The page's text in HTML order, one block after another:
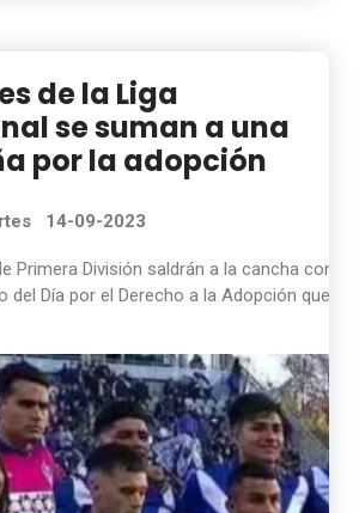
de la Liga
se suman a una
por la adopción
14-09-2023
Primera División saldrán a la cancha con
del Día por el Derecho a la Adopción que